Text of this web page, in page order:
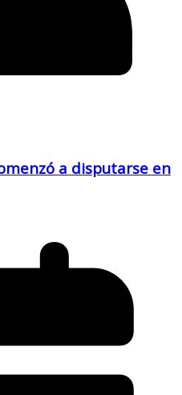
a disputarse en